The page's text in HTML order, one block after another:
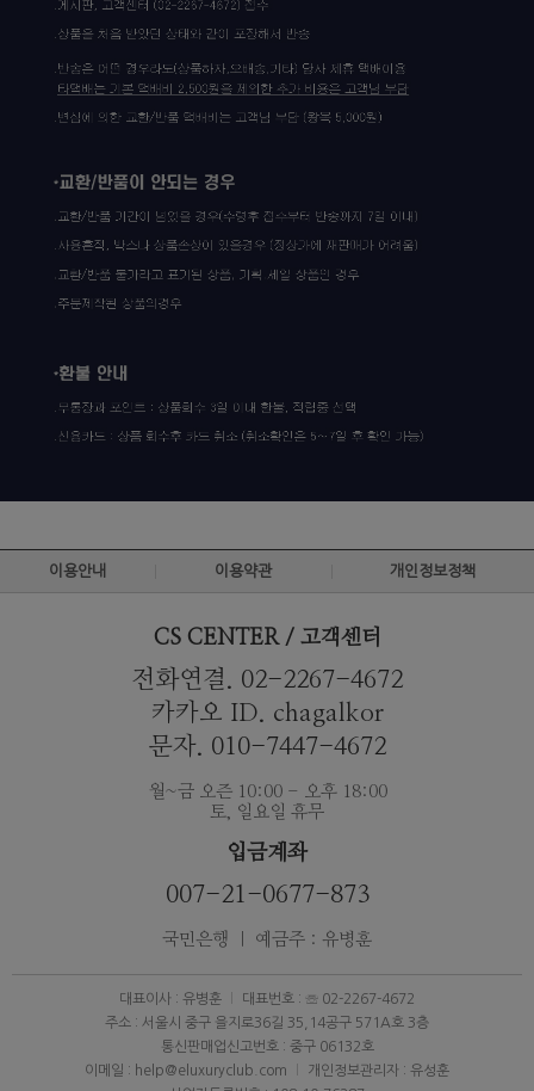
이용안내 이용약관 개인정보정책
CS CENTER / 고객센터
전화연결. 02-2267-4672
카카오 ID. chagalkor
문자. 010-7447-4672
월~금 오즌 10:00 - 오후 18:00
토, 일요일 휴무
입금계좌
007-21-0677-873
국민은행 ｜ 예금주 : 유병훈
대표이사 : 유병훈
대표번호 : ☏ 02-2267-4672
주소 : 서울시 중구 을지로36길 35,14공구 571A호 3층
통신판매업신고번호 : 중구 06132호
이메일 : help@eluxuryclub.com
개인정보관리자 : 유성훈